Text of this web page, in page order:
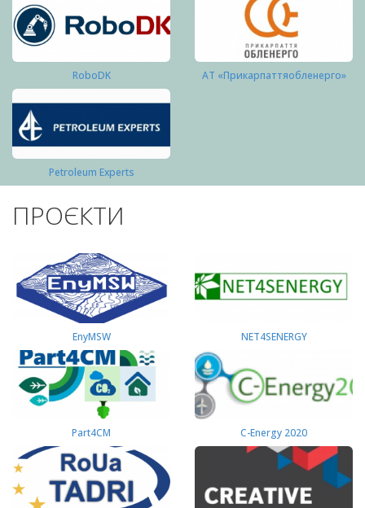
RoboDK АТ «Прикарпаттяобленерго»
Petroleum Experts
ПРОЄКТИ
EnyMSW NET4SENERGY
Part4СМ C-Energy 2020